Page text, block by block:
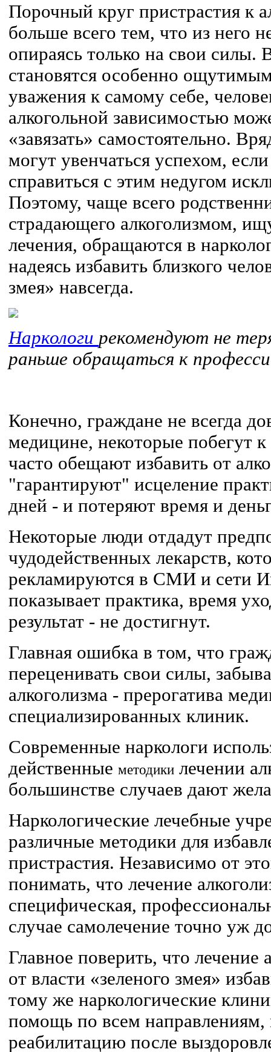
Порочный круг пристрастия к
больше всего тем, что из него
опираясь только на свои силы.
становятся особенно
уважения к самому себе,
алкогольной зависимостью
«завязать» самостоятельно.
могут увенчаться успехом,
справиться с этим недугом
Поэтому, чаще всего
страдающего алкоголизмом,
лечения, обращаются в
надеясь избавить близкого
змея» навсегда.
Наркологи рекомендуют не
раньше обращаться к
Конечно, граждане не всегда
медицине, некоторые побегут
часто обещают избавить от
"гарантируют" исцеление
дней - и потеряют время и
Некоторые люди отдадут
чудодейственных лекарств,
рекламируются в СМИ и сети
показывает практика, время
результат - не достигнут.
Главная ошибка в том, что
переценивать свои силы,
алкоголизма - прерогатива
специализированных клиник.
Современные наркологи
действенные методики лечении
большинстве случаев дают
Наркологические лечебные
различные методики для
пристрастия. Независимо от
понимать, что лечение
специфическая,
случае самолечение точно уж
Главное поверить, что лечение
от власти «зеленого змея»
тому же наркологические
помощь по всем направлениям,
реабилитацию после